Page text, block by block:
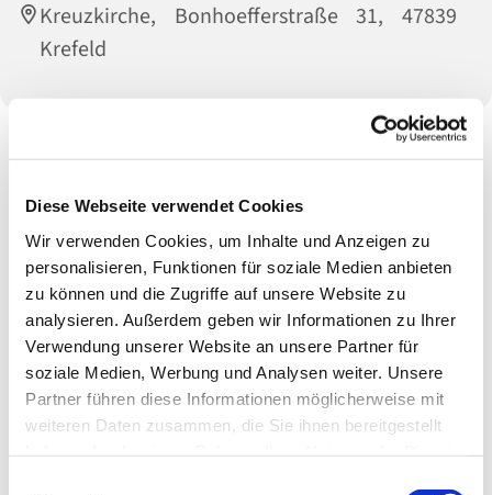
Diese Webseite verwendet Cookies
Wir verwenden Cookies, um Inhalte und Anzeigen zu
personalisieren, Funktionen für soziale Medien anbieten
zu können und die Zugriffe auf unsere Website zu
analysieren. Außerdem geben wir Informationen zu Ihrer
Verwendung unserer Website an unsere Partner für
soziale Medien, Werbung und Analysen weiter. Unsere
Partner führen diese Informationen möglicherweise mit
weiteren Daten zusammen, die Sie ihnen bereitgestellt
Kreuzkirche, Bonhoefferstraße 31, 47839
Krefeld
Am Sonntag feiern wir Gottesdienst um 10.00 Uhr in der
es die Möglichkeit zum Plaudern und zum Austausch über den
Gottesdienst bei einer Tasse Kaffee oder Tee.
Wir freuen uns auf Sie.